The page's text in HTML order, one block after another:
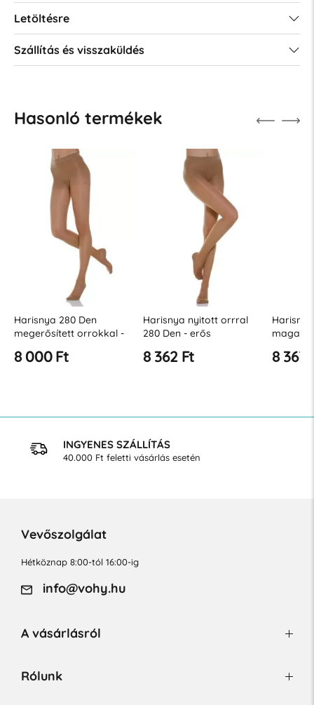
Letöltésre
Szállítás és visszaküldés
Hasonló termékek
Harisnya 280 Den
megerősített orrokkal -
Hgmm
8 000 Ft
Harisnya nyitott orrral
280 Den - erős
Hgmm
8 362 Ft
magas
8 367
INGYENES SZÁLLÍTÁS
40.000 Ft feletti vásárlás esetén
Vevőszolgálat
Hétköznap 8:00-tól 16:00-ig
info@vohy.hu
A vásárlásról
Rólunk